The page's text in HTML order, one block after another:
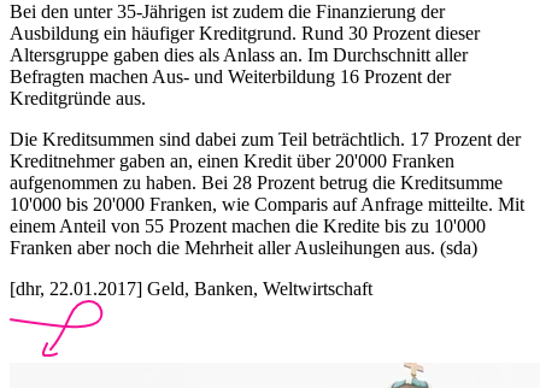
Bei den unter 35-Jährigen ist zudem die Finanzierung der
Ausbildung ein häufiger Kreditgrund. Rund 30 Prozent dieser
Altersgruppe gaben dies als Anlass an. Im Durchschnitt aller
Befragten machen Aus- und Weiterbildung 16 Prozent der
Kreditgründe aus.
Die Kreditsummen sind dabei zum Teil beträchtlich. 17 Prozent der
Kreditnehmer gaben an, einen Kredit über 20'000 Franken
aufgenommen zu haben. Bei 28 Prozent betrug die Kreditsumme
10'000 bis 20'000 Franken, wie Comparis auf Anfrage mitteilte. Mit
einem Anteil von 55 Prozent machen die Kredite bis zu 10'000
Franken aber noch die Mehrheit aller Ausleihungen aus. (sda)
[dhr, 22.01.2017] Geld, Banken, Weltwirtschaft